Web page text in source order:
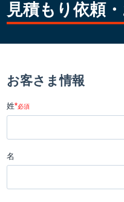
見積もり依頼